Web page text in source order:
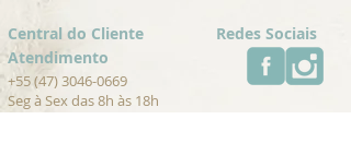
Central do Cliente
Redes Sociais
Atendimento
+55 (47) 3046-0669
Seg à Sex das 8h às 18h